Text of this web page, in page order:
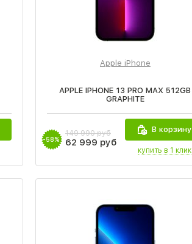
Apple iPhone
APPLE IPHONE 13 PRO MAX 512GB
GRAPHITE
-58%
149 990 руб
62 999 руб
В корзину
купить в 1 клик